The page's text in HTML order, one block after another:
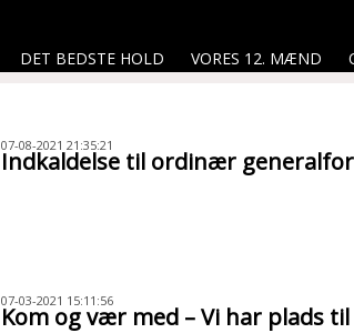
DET BEDSTE HOLD VORES 12. MÆND
07-08-2021 21:35:21
Indkaldelse til ordinær
07-03-2021 15:11:56
Kom og vær med – Vi har plads